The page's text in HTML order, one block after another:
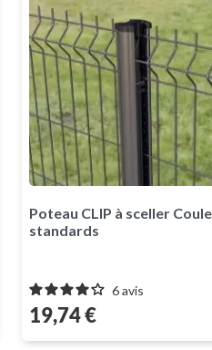
VertGris
Poteau CLIP à sceller
standards
6avis
Prix
19,74 €